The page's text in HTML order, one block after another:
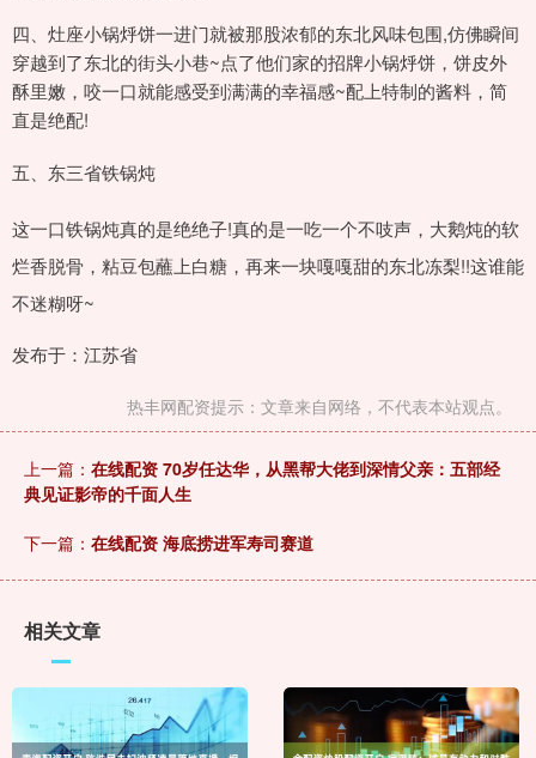
四、灶座小锅烀饼一进门就被那股浓郁的东北风味包围,仿佛瞬间
穿越到了东北的街头小巷~点了他们家的招牌小锅烀饼，饼皮外
酥里嫩，咬一口就能感受到满满的幸福感~配上特制的酱料，简
直是绝配!
五、东三省铁锅炖
这一口铁锅炖真的是绝绝子!真的是一吃一个不吱声，大鹅炖的软
烂香脱骨，粘豆包蘸上白糖，再来一块嘎嘎甜的东北冻梨!!这谁能
不迷糊呀~
发布于：江苏省
热丰网配资提示：文章来自网络，不代表本站观点。
上一篇： 在线配资 70岁任达华，从黑帮大佬到深情父亲：五部经
典见证影帝的千面人生
下一篇： 在线配资 海底捞进军寿司赛道
相关文章